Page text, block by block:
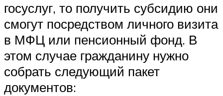
госуслуг, то получить субсидию они
смогут посредством личного визита
в МФЦ или пенсионный фонд. В
этом случае гражданину нужно
собрать следующий пакет
документов: